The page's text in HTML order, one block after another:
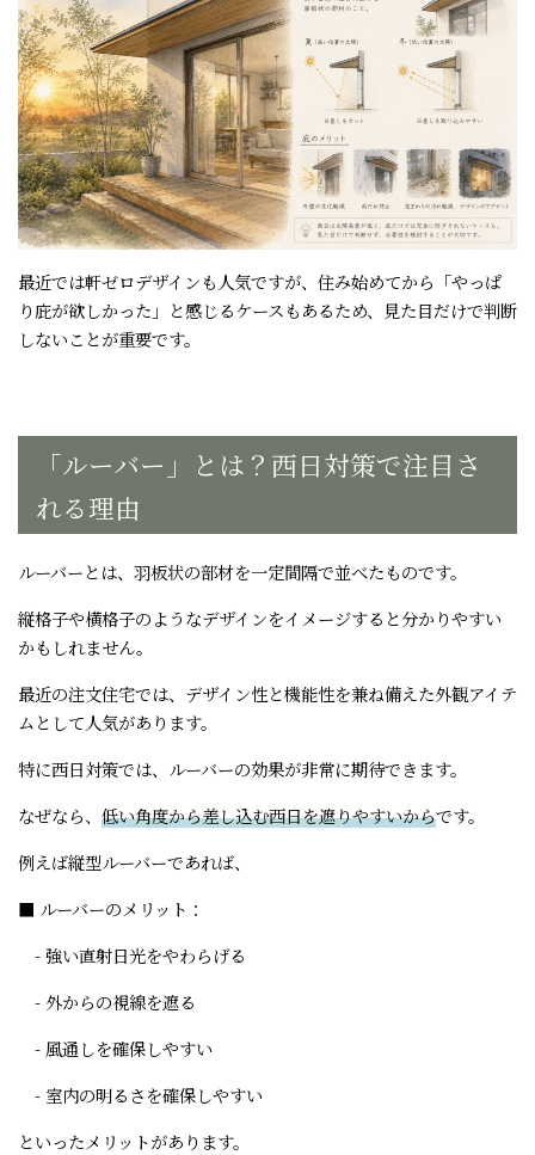
最近では軒ゼロデザインも人気ですが、住み始めてから「やっぱ
り庇が欲しかった」と感じるケースもあるため、見た目だけで判断
しないことが重要です。
「ルーバー」とは？西日対策で注目さ
れる理由
ルーバーとは、羽板状の部材を一定間隔で並べたものです。
縦格子や横格子のようなデザインをイメージすると分かりやすい
かもしれません。
最近の注文住宅では、デザイン性と機能性を兼ね備えた外観アイテ
ムとして人気があります。
特に西日対策では、ルーバーの効果が非常に期待できます。
なぜなら、 低い角度から差し込む西日を遮りやすいからです。
例えば縦型ルーバーであれば、
■ ルーバーのメリット：
- 強い直射日光をやわらげる
- 外からの視線を遮る
- 風通しを確保しやすい
- 室内の明るさを確保しやすい
といったメリットがあります。